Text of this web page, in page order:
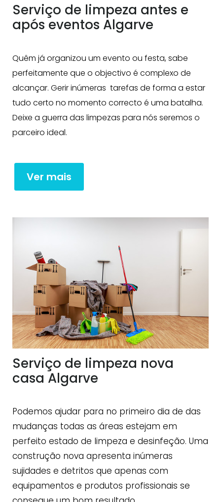
Serviço de limpeza antes e
após eventos Algarve
Quêm já organizou um evento ou festa, sabe
perfeitamente que o objectivo é complexo de
alcançar. Gerir inúmeras tarefas de forma a estar
tudo certo no momento correcto é uma batalha.
Deixe a guerra das limpezas para nós seremos o
parceiro ideal.
Ver mais
Serviço de limpeza nova
casa Algarve
Podemos ajudar para no primeiro dia de das
mudanças todas as áreas estejam em
perfeito estado de limpeza e desinfeção. Uma
construção nova apresenta inúmeras
sujidades e detritos que apenas com
equipamentos e produtos profissionais se